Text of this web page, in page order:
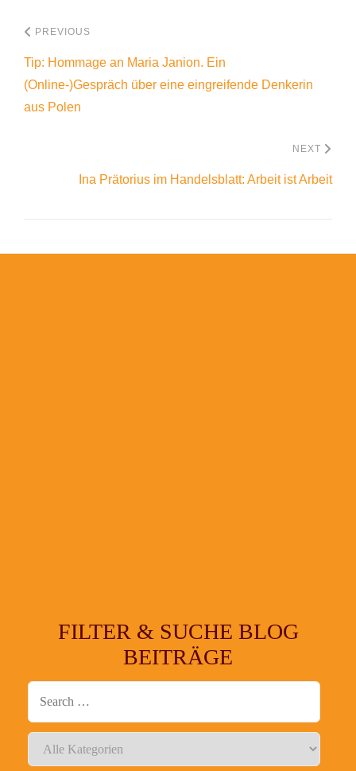
PREVIOUS
Tip: Hommage an Maria Janion. Ein
(Online-)Gespräch über eine eingreifende Denkerin
aus Polen
NEXT
Ina Prätorius im Handelsblatt: Arbeit ist Arbeit
FILTER & SUCHE BLOG
BEITRÄGE